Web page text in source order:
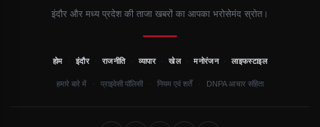
इंदौर और मध्य प्रदेश की ताजा खबरों का आपका भरोसेमंद स्रोत।
होम इंदौर राजनीति व्यापार खेल मनोरंजन लाइफस्टाइल
हमारे बारे में प्राइवेसी पॉलिसी नियम एवं शर्तें DNPA आचार संहिता